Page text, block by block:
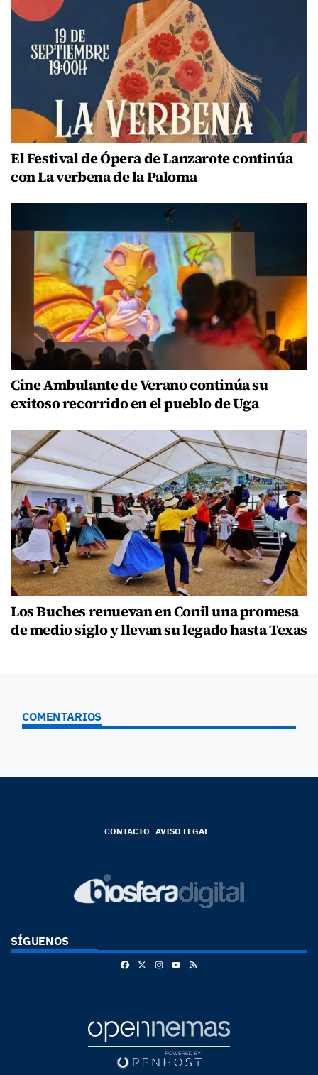
El Festival de Ópera de Lanzarote continúa
con La verbena de la Paloma
Cine Ambulante de Verano continúa su
exitoso recorrido en el pueblo de Uga
Los Buches renuevan en Conil una promesa
de medio siglo y llevan su legado hasta Texas
COMENTARIOS
CONTACTO AVISO LEGAL
SÍGUENOS
FacebookInstagram